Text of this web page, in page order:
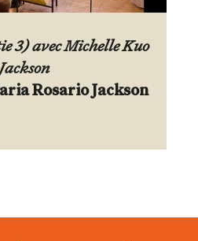
3) avec Michelle Kuo
Rosario Jackson